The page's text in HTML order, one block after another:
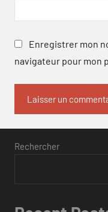
Enregistrer mon
navigateur pour mon
Rechercher